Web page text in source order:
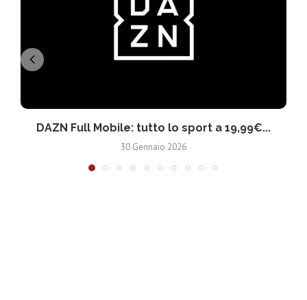
DAZN Full Mobile: tutto lo sport a 19,99€...
30 Gennaio 2026